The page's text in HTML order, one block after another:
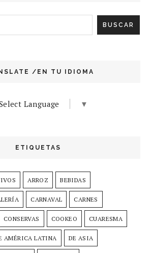
/EN TU IDIOMA
Language ▼
ETIQUETAS
ARROZ BEBIDAS
CARNAVAL CARNES
CONSERVAS COOKEO CUARESMA
AMÉRICA LATINA DE ASIA